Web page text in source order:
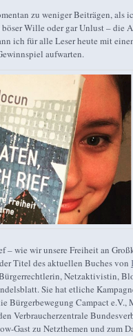
zu weniger Beiträgen, als
Wille oder gar Unlust – die
ich für alle Leser heute mit
aufwarten.
– wie wir unsere Freiheit an
Titel des aktuellen Buches von
Netzaktivistin,
Sie hat etliche
Bürgerbewegung Campact e.V.,
Verbraucherzentrale
Gast zu Netzthemen und zum